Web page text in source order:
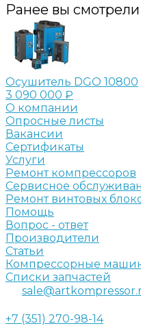
Ранее вы смотрели
Осушитель DGO 10800
3 090 000 ₽
О компании
Опросные листы
Вакансии
Сертификаты
Услуги
Ремонт компрессоров
Сервисное
Ремонт винтовых
Помощь
Вопрос - ответ
Производители
Статьи
Компрессорные
Списки запчастей
+7 (351) 270-98-14